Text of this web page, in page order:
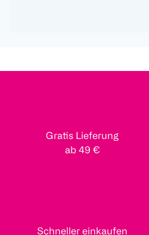
Gratis Lieferung
ab 49 €
Schneller einkaufen